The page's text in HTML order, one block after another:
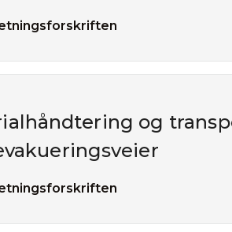
og